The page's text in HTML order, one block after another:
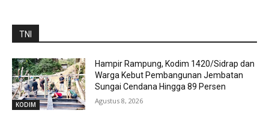
TNI
KODIM
Hampir Rampung, Kodim 1420/Sidrap dan
Warga Kebut Pembangunan Jembatan
Sungai Cendana Hingga 89 Persen
Agustus 8, 2026